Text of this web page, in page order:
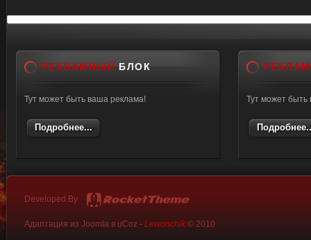
РЕКЛАМНЫЙ БЛОК
Тут может быть ваша реклама!
Подробнее...
Тут может
Developed By
Адаптация из Joomla в uCoz - Lewonchik© 2010